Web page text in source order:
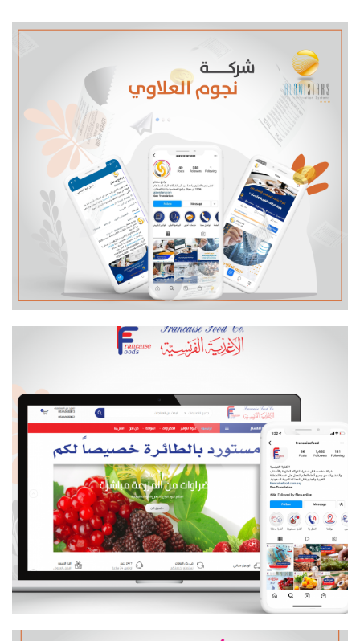
تسويق الكتروني
مواقع الكترونية
تسويق الكتروني
مواقع الكترونية